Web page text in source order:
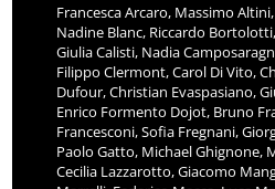
Francesca Arcaro, Massimo
Nadine Blanc, Riccardo
Giulia Calisti, Nadia
Filippo Clermont, Carol Di Vito,
Dufour, Christian Evaspasiano,
Enrico Formento Dojot, Bruno
Francesconi, Sofia Fregnani,
Paolo Gatto, Michael Ghignone,
Cecilia Lazzarotto, Giacomo